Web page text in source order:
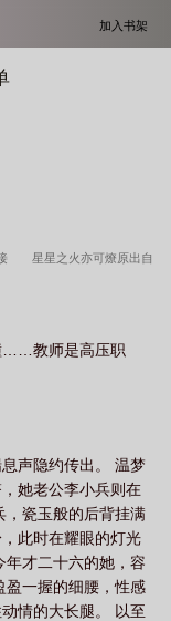
加入书架
星星之火亦可燎原出自
之火的拼音 星星之火可
词语
是光源吗 星星之火打一
一点 星星之火读
出自哪里 星星之火的意
句 星星之火类似的词语
什么 星星之火代表什么
……教师是高压职
声隐约传出。 温梦
她老公李小兵则在
，瓷玉般的后背挂满
此时在耀眼的灯光
才二十六的她，容
盈一握的细腰，性感
情的大长腿。 以至